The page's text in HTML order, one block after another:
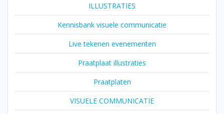
ILLUSTRATIES
Kennisbank visuele communicatie
Live tekenen evenementen
Praatplaat illustraties
Praatplaten
VISUELE COMMUNICATIE